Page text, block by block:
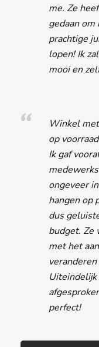
me. Ze
gedaan
prachtige
lopen! Ik
mooi en
Winkel
op
Ik gaf
ongeveer
hangen op
dus
budget. Ze
met het
Uiteindelijk
perfect!